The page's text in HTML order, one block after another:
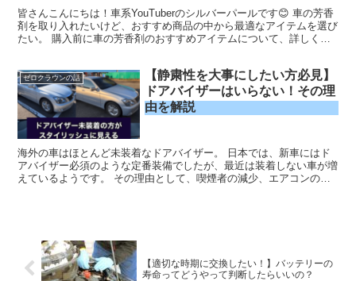
皆さんこんにちは！車系YouTuberのシルバーパールです😊 車の芳香
剤を取り入れたいけど、おすすめ商品の中から最適なアイテムを選び
たい。 購入前に車の芳香剤のおすすめアイテムについて、詳しく知
ゼロクラウンの話
【静粛性を大事にしたい方必見】
ドアバイザーはいらない！その理
由を解説
海外の車はほとんど未装着なドアバイザー。 日本では、新車にはド
アバイザー必須のような定番装備でしたが、最近は装着しない車が増
えているようです。 その理由として、喫煙者の減少、エアコンの性
【適切な時期に交換したい！】バッテリーの
寿命ってどうやって判断したらいいの？